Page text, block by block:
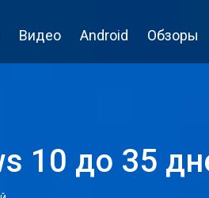
Видео Android Обзоры
10 до 35